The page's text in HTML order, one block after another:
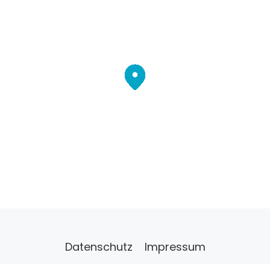
Datenschutz Impressum